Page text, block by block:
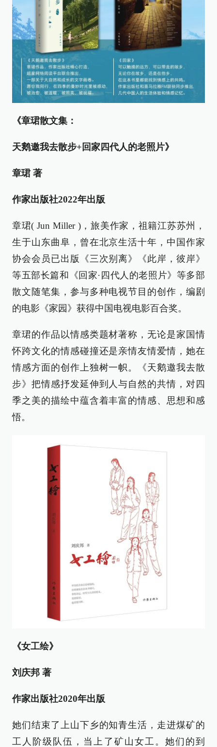
《章珺散文集：
天鹅邀我去散步+回家四代人的老照片》
章珺 著
作家出版社2022年出版
章珺( Jun Miller )，旅美作家，祖籍江苏苏州，
生于山东曲阜，曾在北京生活十年，中国作家
协会会员已出版《三次别离》《此岸，彼岸》
等五部长篇和《回家·四代人的老照片》等多部
散文随笔集，参与多种电视节目的创作，编剧
的电影《家园》获得中国电视电影百合奖。
章珺的作品以情感类题材著称，无论是家国情
怀跨文化的情感碰撞还是亲情友情爱情，她在
情感方面的创作上独树一帜。《天鹅邀我去散
步》把情感抒发延伸到人与自然的共情，对四
季之美的描绘中蕴含着丰富的情感、思想和感
悟。
《女工绘》
刘庆邦 著
作家出版社2020年出版
她们结束了上山下乡的知青生活，走进煤矿的
工人阶级队伍，当上了矿山女工。她们的到